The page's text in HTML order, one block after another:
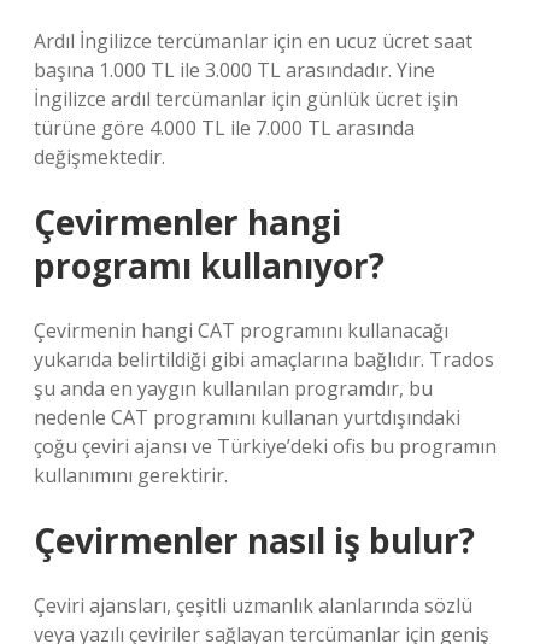
Ardıl İngilizce tercümanlar için en ucuz ücret saat
başına 1.000 TL ile 3.000 TL arasındadır. Yine
İngilizce ardıl tercümanlar için günlük ücret işin
türüne göre 4.000 TL ile 7.000 TL arasında
değişmektedir.
Çevirmenler hangi
programı kullanıyor?
Çevirmenin hangi CAT programını kullanacağı
yukarıda belirtildiği gibi amaçlarına bağlıdır. Trados
şu anda en yaygın kullanılan programdır, bu
nedenle CAT programını kullanan yurtdışındaki
çoğu çeviri ajansı ve Türkiye’deki ofis bu programın
kullanımını gerektirir.
Çevirmenler nasıl iş bulur?
Çeviri ajansları, çeşitli uzmanlık alanlarında sözlü
veya yazılı çeviriler sağlayan tercümanlar için geniş